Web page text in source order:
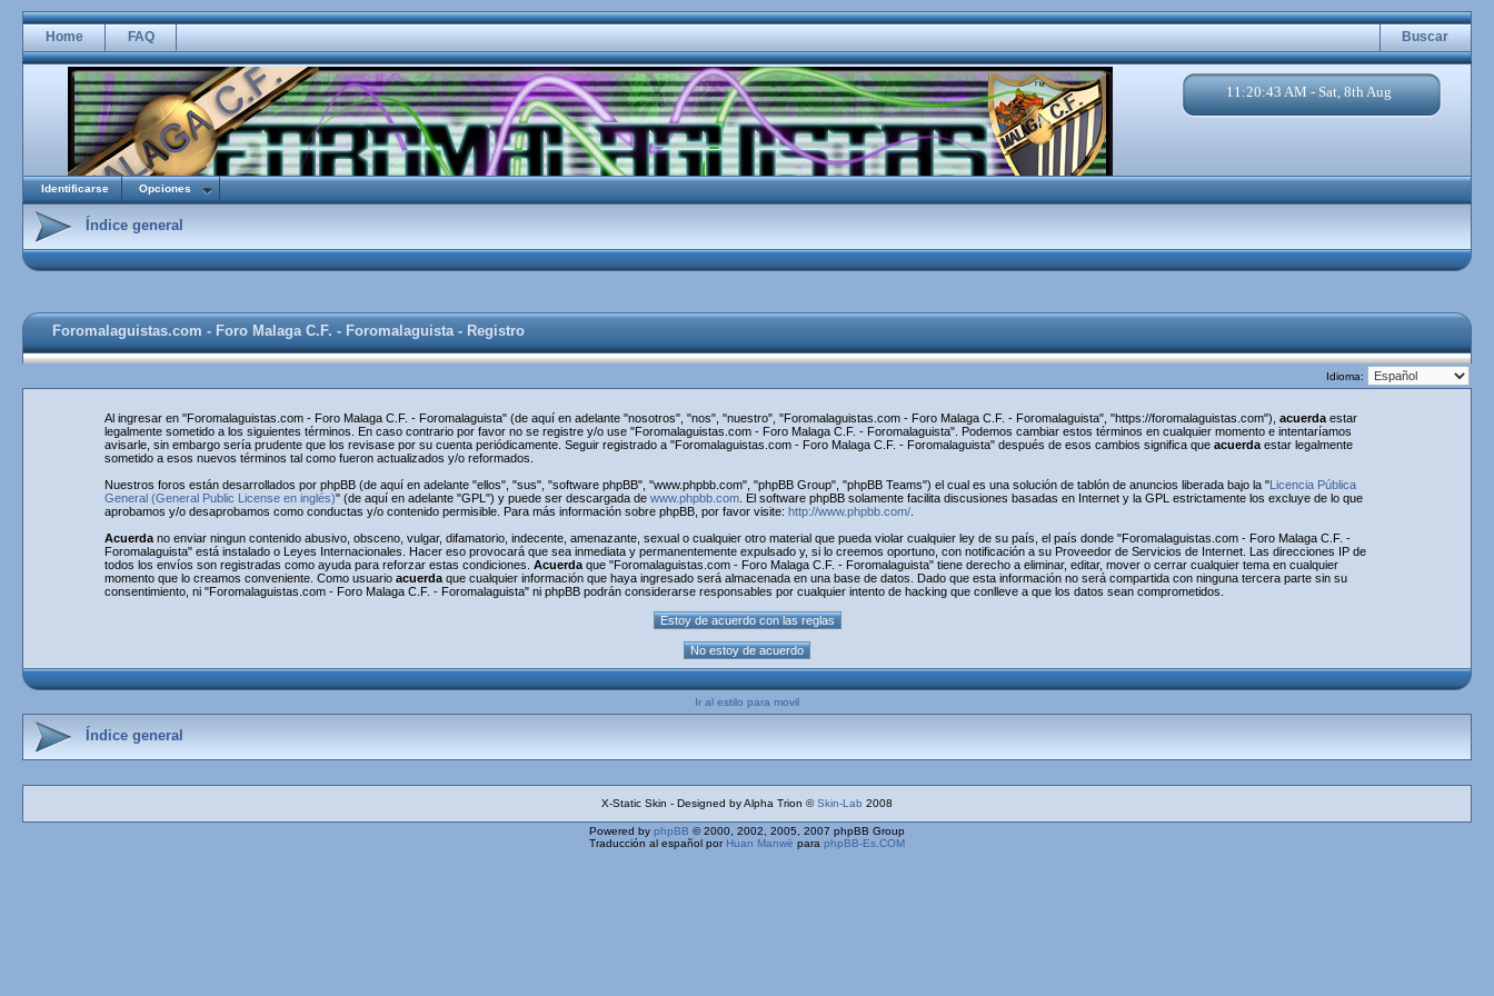
Home FAQ Buscar
11:20:43 AM - Sat, 8th Aug
Identificarse Opciones
Índice general
Foromalaguistas.com - Foro Malaga C.F. - Foromalaguista - Registro
Idioma:
Al ingresar en "Foromalaguistas.com - Foro Malaga C.F. - Foromalaguista" (de aquí en adelante "nosotros", "nos", "nuestro", "Foromalaguistas.com - Foro Malaga C.F. - Foromalaguista", "https://foromalaguistas.com"), acuerda estar
legalmente sometido a los siguientes términos. En caso contrario por favor no se registre y/o use "Foromalaguistas.com - Foro Malaga C.F. - Foromalaguista". Podemos cambiar estos términos en cualquier momento e intentaríamos
avisarle, sin embargo sería prudente que los revisase por su cuenta periódicamente. Seguir registrado a "Foromalaguistas.com - Foro Malaga C.F. - Foromalaguista" después de esos cambios significa que acuerda estar legalmente
sometido a esos nuevos términos tal como fueron actualizados y/o reformados.
Nuestros foros están desarrollados por phpBB (de aquí en adelante "ellos", "sus", "software phpBB", "www.phpbb.com", "phpBB Group", "phpBB Teams") el cual es una solución de tablón de anuncios liberada bajo la "Licencia Pública
General (General Public License en inglés)" (de aquí en adelante "GPL") y puede ser descargada de www.phpbb.com . El software phpBB solamente facilita discusiones basadas en Internet y la GPL estrictamente los excluye de lo que
aprobamos y/o desaprobamos como conductas y/o contenido permisible. Para más información sobre phpBB, por favor visite: http://www.phpbb.com/
Acuerda no enviar ningun contenido abusivo, obsceno, vulgar, difamatorio, indecente, amenazante, sexual o cualquier otro material que pueda violar cualquier ley de su país, el país donde "Foromalaguistas.com - Foro Malaga C.F. -
Foromalaguista" está instalado o Leyes Internacionales. Hacer eso provocará que sea inmediata y permanentemente expulsado y, si lo creemos oportuno, con notificación a su Proveedor de Servicios de Internet. Las direcciones IP de
todos los envíos son registradas como ayuda para reforzar estas condiciones. Acuerda que "Foromalaguistas.com - Foro Malaga C.F. - Foromalaguista" tiene derecho a eliminar, editar, mover o cerrar cualquier tema en cualquier
momento que lo creamos conveniente. Como usuario acuerda que cualquier información que haya ingresado será almacenada en una base de datos. Dado que esta información no será compartida con ninguna tercera parte sin su
consentimiento, ni "Foromalaguistas.com - Foro Malaga C.F. - Foromalaguista" ni phpBB podrán considerarse responsables por cualquier intento de hacking que conlleve a que los datos sean comprometidos.
Ir al estilo para movil
Índice general
X-Static Skin - Designed by Alpha Trion ©Skin-Lab 2008
Powered by phpBB © 2000, 2002, 2005, 2007 phpBB Group
Traducción al español por Huan Manwë para phpBB-Es.COM